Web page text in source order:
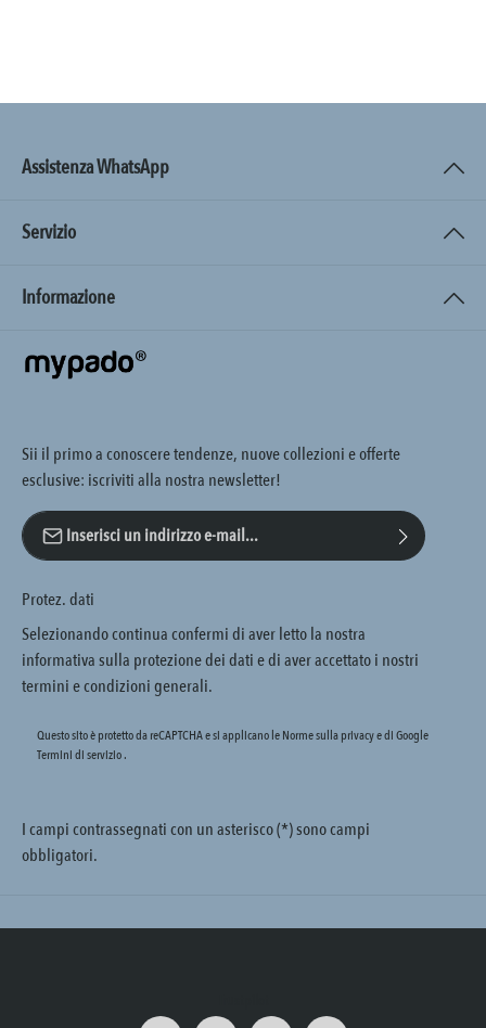
Assistenza WhatsApp
Servizio
Informazione
Sii il primo a conoscere tendenze, nuove collezioni e offerte
esclusive: iscriviti alla nostra newsletter!
Indirizzo e-mail*
Protez. dati
Selezionando continua confermi di aver letto la nostra
informativa sulla protezione dei datie di aver accettato i nostri
termini e condizioni generali.
Questo sito è protetto da reCAPTCHA e si applicano le Norme sulla privacy edi Google
Termini di servizio.
I campi contrassegnati con un asterisco (*) sono campi
obbligatori.